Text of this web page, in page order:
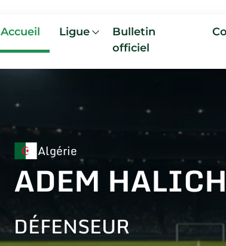
Accueil Ligue
Bulletin
officiel
Algérie
ADEM
DÉFENSEUR